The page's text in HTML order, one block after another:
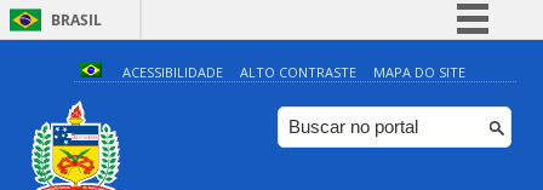
BRASIL
Simplifique!
Comunica BR
Participe
ACESSIBILIDADE ALTO CONTRASTE MAPA DO SITE